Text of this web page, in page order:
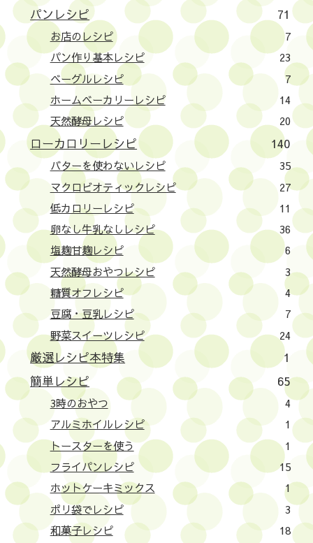
パンレシピ 71
お店のレシピ
7
パン作り基本レシピ
23
ベーグルレシピ
7
ホームベーカリーレシピ
14
天然酵母レシピ
20
ローカロリーレシピ 140
バターを使わないレシピ
35
マクロビオティックレシピ
27
低カロリーレシピ
11
卵なし牛乳なしレシピ
36
塩麹甘麹レシピ
6
天然酵母おやつレシピ
3
糖質オフレシピ
4
豆腐・豆乳レシピ
7
野菜スイーツレシピ
24
厳選レシピ本特集
1
簡単レシピ
65
3時のおやつ
4
アルミホイルレシピ
1
トースターを使う
1
フライパンレシピ
15
ホットケーキミックス
1
ポリ袋でレシピ
3
和菓子レシピ
18